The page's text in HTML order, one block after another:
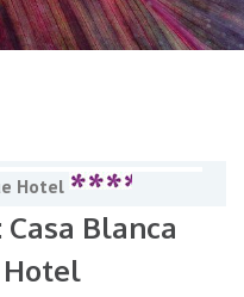
Hotel
Blanca
Hotel